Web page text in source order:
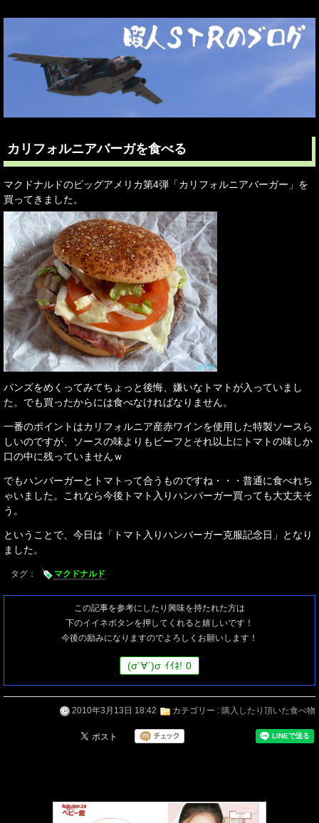
カリフォルニアバーガを食べる
マクドナルドのビッグアメリカ第4弾「カリフォルニアバーガー」を
買ってきました。
パンズをめくってみてちょっと後悔、嫌いなトマトが入っていまし
た。でも買ったからには食べなければなりません。
一番のポイントはカリフォルニア産赤ワインを使用した特製ソースら
しいのですが、ソースの味よりもビーフとそれ以上にトマトの味しか
口の中に残っていませんｗ
でもハンバーガーとトマトって合うものですね・・・普通に食べれち
ゃいました。これなら今後トマト入りハンバーガー買っても大丈夫そ
う。
ということで、今日は「トマト入りハンバーガー克服記念日」となり
ました。
タグ： マクドナルド
この記事を参考にしたり興味を持たれた方は
下のイイネボタンを押してくれると嬉しいです！
今後の励みになりますのでよろしくお願いします！
(σ´∀`)σ ｲｲﾈ! 0
2010年3月13日 18:42 カテゴリー : 購入したり頂いた食べ物